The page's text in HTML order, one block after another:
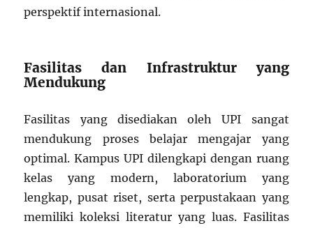
perspektif internasional.
Fasilitas dan Infrastruktur yang
Mendukung
Fasilitas yang disediakan oleh UPI sangat
mendukung proses belajar mengajar yang
optimal. Kampus UPI dilengkapi dengan ruang
kelas yang modern, laboratorium yang
lengkap, pusat riset, serta perpustakaan yang
memiliki koleksi literatur yang luas. Fasilitas